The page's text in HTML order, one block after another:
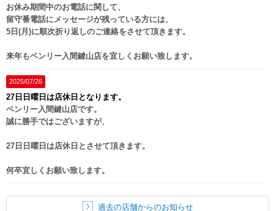
お休み期間中のお電話に関して、
留守番電話にメッセージが残っている方には、
5日(月)に順次折り返しのご連絡をさせて頂きます。
来年もベンリー入間鍵山店を宜しくお願い致します。
2025/07/26
27日日曜日は店休日となります。
ベンリー入間鍵山店です。
誠に勝手ではございますが、
27日日曜日は店休日とさせて頂きます。
何卒宜しくお願い致します。
過去の店舗からのお知らせ